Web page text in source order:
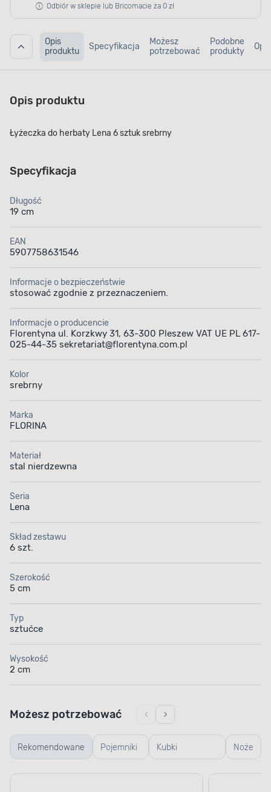
Odbiór w sklepie lub Bricomacie za 0 zł
Opis
produktu
Specyfikacja
Możesz
potrzebować
Podobne
produkty
Opis produktu
Łyżeczka do herbaty Lena 6 sztuk srebrny
Specyfikacja
Długość
19 cm
EAN
5907758631546
Informacje o bezpieczeństwie
stosować zgodnie z przeznaczeniem.
Informacje o producencie
Florentyna ul. Korzkwy 31, 63-300 Pleszew VAT UE PL 617-
025-44-35 sekretariat@florentyna.com.pl
Kolor
srebrny
Marka
FLORINA
Materiał
stal nierdzewna
Seria
Lena
Skład zestawu
6 szt.
Szerokość
5 cm
Typ
sztućce
Wysokość
2 cm
Rekomendowane Pojemniki
szklane
Kubki
termiczne i
Noże
Możesz potrzebować